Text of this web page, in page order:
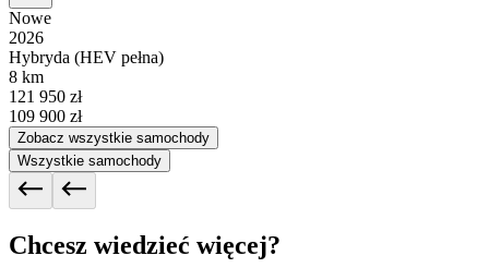
Nowe
2026
Hybryda (HEV pełna)
8 km
121 950 zł
109 900 zł
Zobacz wszystkie samochody
Wszystkie samochody
Chcesz wiedzieć więcej?